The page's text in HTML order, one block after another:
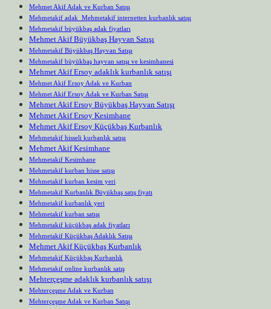
Mehmet Akif Adak ve Kurban Satışı
Mehmetakif adak Mehmetakif internetten kurbanlık satışı
Mehmetakif büyükbaş adak fiyatları
Mehmet Akif Büyükbaş Hayvan Satışı
Mehmetakif Büyükbaş Hayvan Satışı
Mehmetakif büyükbaş hayvan satışı ve kesimhanesi
Mehmet Akif Ersoy adaklık kurbanlık satışı
Mehmet Akif Ersoy Adak ve Kurban
Mehmet Akif Ersoy Adak ve Kurban Satışı
Mehmet Akif Ersoy Büyükbaş Hayvan Satışı
Mehmet Akif Ersoy Kesimhane
Mehmet Akif Ersoy Küçükbaş Kurbanlık
Mehmetakif hisseli kurbanlık satışı
Mehmet Akif Kesimhane
Mehmetakif Kesimhane
Mehmetakif kurban hisse satışı
Mehmetakif kurban kesim yeri
Mehmetakif Kurbanlık Büyükbaş satış fiyatı
Mehmetakif kurbanlık yeri
Mehmetakif kurban satışı
Mehmetakif küçükbaş adak fiyatları
Mehmetakif Küçükbaş Adaklık Satışı
Mehmet Akif Küçükbaş Kurbanlık
Mehmetakif Küçükbaş Kurbanlık
Mehmetakif online kurbanlık satış
Mehterçeşme adaklık kurbanlık satışı
Mehterçeşme Adak ve Kurban
Mehterçeşme Adak ve Kurban Satışı